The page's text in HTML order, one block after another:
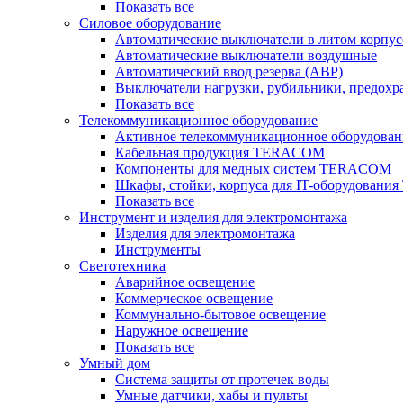
Показать все
Силовое оборудование
Автоматические выключатели в литом
Автоматические выключатели воздушные
Автоматический ввод резерва (АВР)
Выключатели нагрузки, рубильники,
Показать все
Телекоммуникационное оборудование
Активное телекоммуникационное
Кабельная продукция TERACOM
Компоненты для медных систем TERACOM
Шкафы, стойки, корпуса для IT-
Показать все
Инструмент и изделия для электромонтажа
Изделия для электромонтажа
Инструменты
Светотехника
Аварийное освещение
Коммерческое освещение
Коммунально-бытовое освещение
Наружное освещение
Показать все
Умный дом
Система защиты от протечек воды
Умные датчики, хабы и пульты